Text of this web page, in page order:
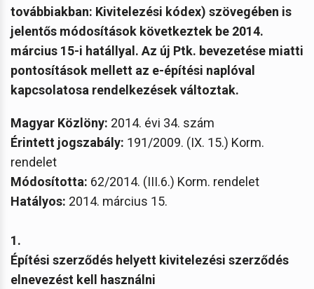
továbbiakban: Kivitelezési kódex) szövegében is
jelentős módosítások következtek be 2014.
március 15-i hatállyal. Az új Ptk. bevezetése miatti
pontosítások mellett az e-építési naplóval
kapcsolatosa rendelkezések változtak.
Magyar Közlöny: 2014. évi 34. szám
Érintett jogszabály: 191/2009. (IX. 15.) Korm.
rendelet
Módosította: 62/2014. (III.6.) Korm. rendelet
Hatályos: 2014. március 15.
1.
Építési szerződés helyett kivitelezési szerződés
elnevezést kell használni